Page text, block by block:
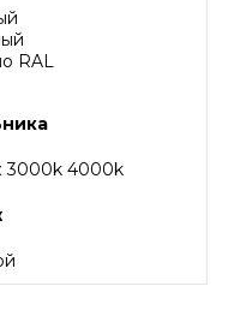
RAL
3000k 4000k